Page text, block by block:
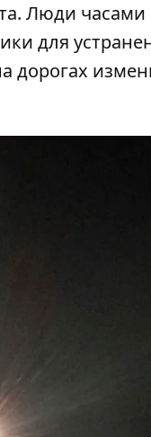
. Люди часами
для
дорогах